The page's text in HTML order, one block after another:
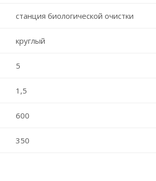
станция биологической очистки
круглый
5
1,5
600
350